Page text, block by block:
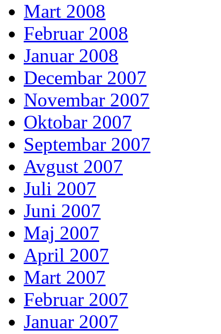
Mart 2008
Februar 2008
Januar 2008
Decembar 2007
Novembar 2007
Oktobar 2007
Septembar 2007
Avgust 2007
Juli 2007
Juni 2007
Maj 2007
April 2007
Mart 2007
Februar 2007
Januar 2007